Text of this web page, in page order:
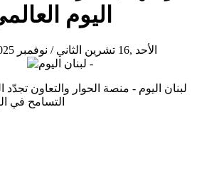
اليوم
19:38 2025 الأحد ,16 تشرين الثاني / نوفمبر